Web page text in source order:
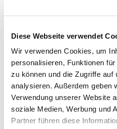
Diese Webseite verwendet
Wir verwenden Cookies, um
personalisieren, Funktionen
zu können und die Zugriffe auf
analysieren. Außerdem geben
Verwendung unserer Website
soziale Medien, Werbung und
Partner führen diese
16.04.2025
Freie Journalist:in sein und
16.04.2025
Freie Journalist:in sein und